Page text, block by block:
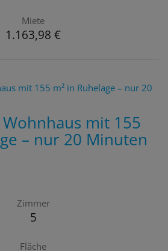
Miete
1.163,98 €
mit 155
– nur 20 Minuten
Zimmer
5
Fläche